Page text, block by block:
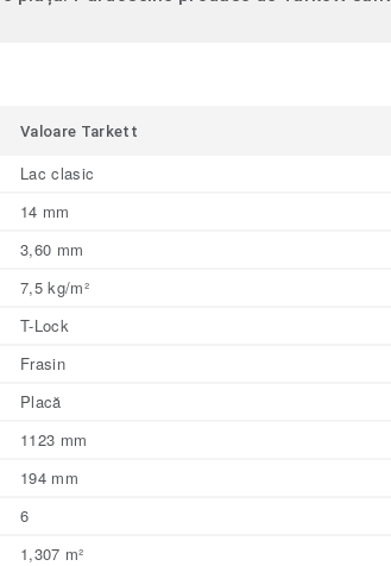
Valoare Tarkett
Lac clasic
14 mm
3,60 mm
7,5 kg/m²
T-Lock
Frasin
Placă
1123 mm
194 mm
6
1,307 m²